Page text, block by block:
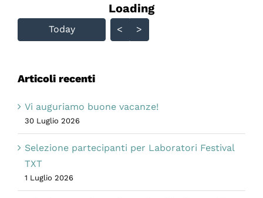
Skip Calendar
Loading - current view is
Loading
Today < >
Articoli recenti
Vi auguriamo buone vacanze!
30 Luglio 2026
Selezione partecipanti per Laboratori Festival
TXT
1 Luglio 2026